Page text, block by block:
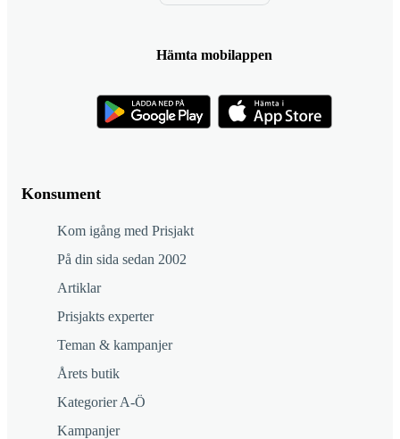
Konsument
Kom igång med Prisjakt
På din sida sedan 2002
Artiklar
Prisjakts experter
Teman & kampanjer
Årets butik
Kategorier A-Ö
Kampanjer
Hämta mobilappen